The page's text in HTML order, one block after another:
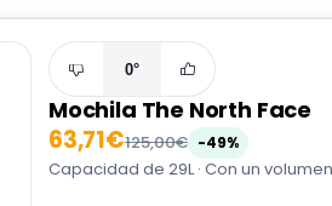
0°
Mochila The North Face
63,71€125,00€ -49%
Capacidad de 29L · Con un